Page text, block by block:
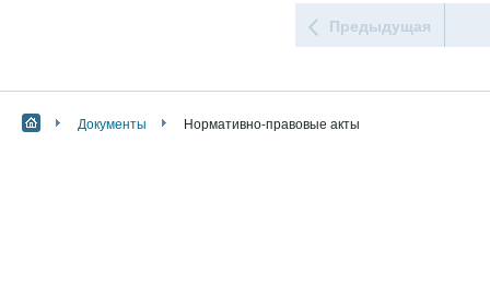
Предыдущая
Документы Нормативно-правовые акты